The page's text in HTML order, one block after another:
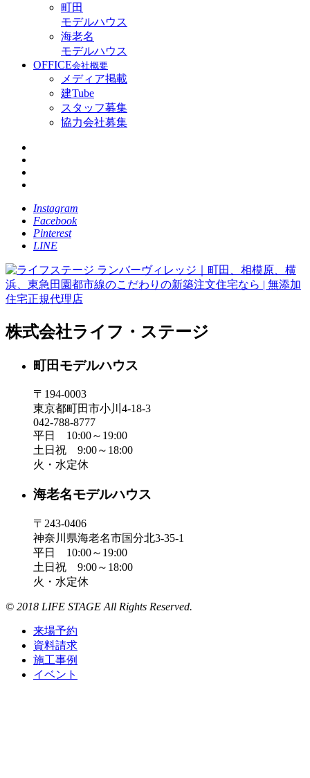
町田
モデルハウス
海老名
モデルハウス
OFFICE会社概要
メディア掲載
建Tube
スタッフ募集
協力会社募集
Instagram
Facebook
Pinterest
LINE
株式会社ライフ・ステージ
町田モデルハウス
〒194-0003
東京都町田市小川4-18-3
042-788-8777
平日 10:00～19:00
土日祝 9:00～18:00
火・水定休
海老名モデルハウス
〒243-0406
神奈川県海老名市国分北3-35-1
平日 10:00～19:00
土日祝 9:00～18:00
火・水定休
© 2018 LIFE STAGE All Rights Reserved.
来場予約
資料請求
施工事例
イベント